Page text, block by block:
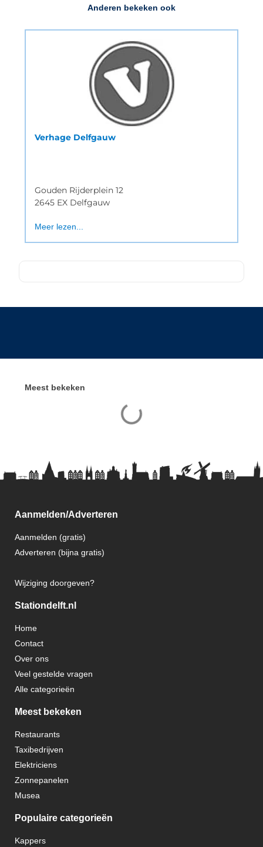
Anderen bekeken ook
Verhage Delfgauw
Gouden Rijderplein 12
2645 EX Delfgauw
Meer lezen...
Meest bekeken
Aanmelden/Adverteren
Aanmelden (gratis)
Adverteren (bijna gratis)
Wijziging doorgeven?
Stationdelft.nl
Home
Contact
Over ons
Veel gestelde vragen
Alle categorieën
Meest bekeken
Restaurants
Taxibedrijven
Elektriciens
Zonnepanelen
Musea
Populaire categorieën
Kappers